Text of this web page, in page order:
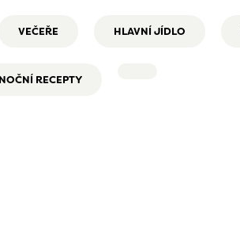
VEČEŘE HLAVNÍ JÍDLO
RECEPTY